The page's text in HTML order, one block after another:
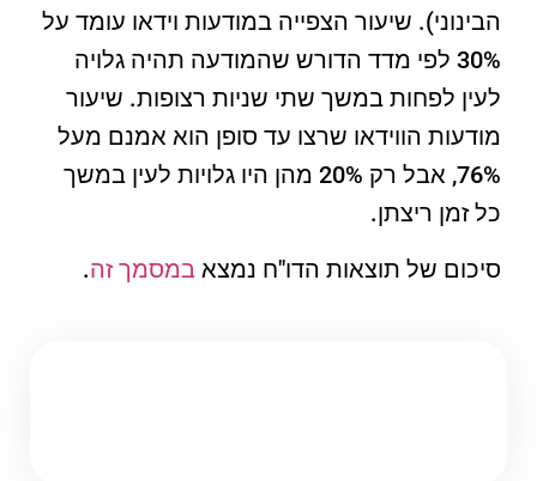
הבינוני). שיעור הצפייה במודעות וידאו עומד על
30% לפי מדד הדורש שהמודעה תהיה גלויה
לעין לפחות במשך שתי שניות רצופות. שיעור
מודעות הווידאו שרצו עד סופן הוא אמנם מעל
76%, אבל רק 20% מהן היו גלויות לעין במשך
כל זמן ריצתן.
סיכום של תוצאות הדו"ח נמצא במסמך זה.